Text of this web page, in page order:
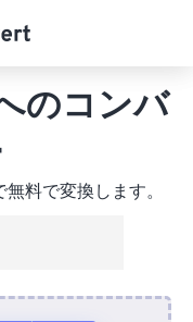
のコンバ
料で変換します。